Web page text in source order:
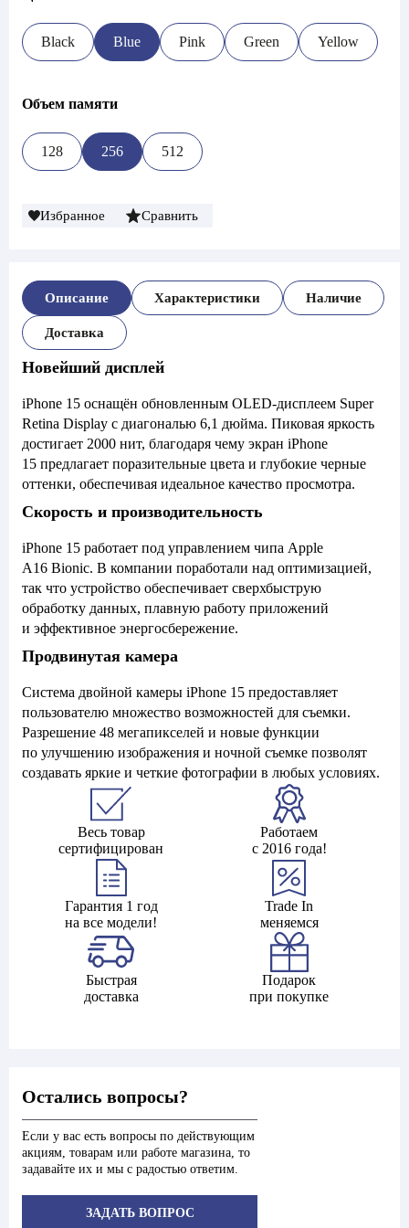
Black Blue Pink Green Yellow
Объем памяти
128 256 512
Избранное Сравнить
Описание Характеристики Наличие
Доставка
Новейший дисплей
iPhone 15 оснащён обновленным OLED-дисплеем Super
Retina Display с диагональю 6,1 дюйма. Пиковая яркость
достигает 2000 нит, благодаря чему экран iPhone
15 предлагает поразительные цвета и глубокие черные
оттенки, обеспечивая идеальное качество просмотра.
Скорость и производительность
iPhone 15 работает под управлением чипа Apple
A16 Bionic. В компании поработали над оптимизацией,
так что устройство обеспечивает сверхбыструю
обработку данных, плавную работу приложений
и эффективное энергосбережение.
Продвинутая камера
Система двойной камеры iPhone 15 предоставляет
пользователю множество возможностей для съемки.
Разрешение 48 мегапикселей и новые функции
по улучшению изображения и ночной съемке позволят
создавать яркие и четкие фотографии в любых условиях.
Весь товар
сертифицирован
Работаем
с 2016 года!
Гарантия 1 год
на все модели!
Trade In
меняемся
Быстрая
доставка
Подарок
при покупке
Остались вопросы?
Если у вас есть вопросы по действующим
акциям, товарам или работе магазина, то
задавайте их и мы с радостью ответим.
ЗАДАТЬ ВОПРОС